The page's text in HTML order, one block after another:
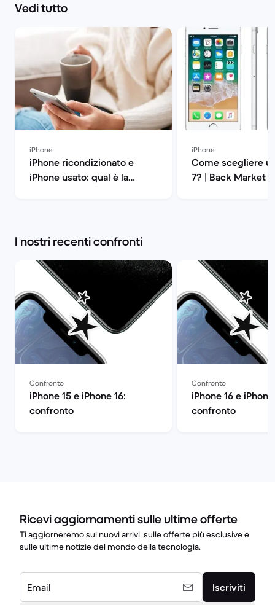
Vedi tutto
iPhone
iPhone ricondizionato e
iPhone usato: qual è la
iPhone
Come scegliere
7? | Back Market
I nostri recenti confronti
Confronto
iPhone 15 e iPhone 16:
confronto
Confronto
iPhone 16 e iPhone
confronto
Ricevi aggiornamenti sulle ultime offerte
Ti aggiorneremo sui nuovi arrivi, sulle offerte più esclusive e
sulle ultime notizie del mondo della tecnologia.
Email Iscriviti